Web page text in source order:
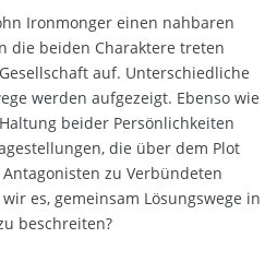
Ironmonger einen nahbaren
die beiden Charaktere treten
auf. Unterschiedliche
werden aufgezeigt. Ebenso wie
beider Persönlichkeiten
die über dem Plot
zu Verbündeten
es, gemeinsam Lösungswege in
beschreiten?